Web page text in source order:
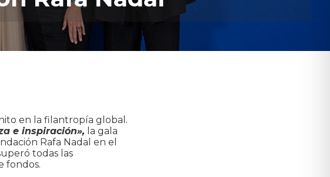
en la filantropía global.
e inspiración», la gala
Rafa Nadal en el
todas las
fondos.